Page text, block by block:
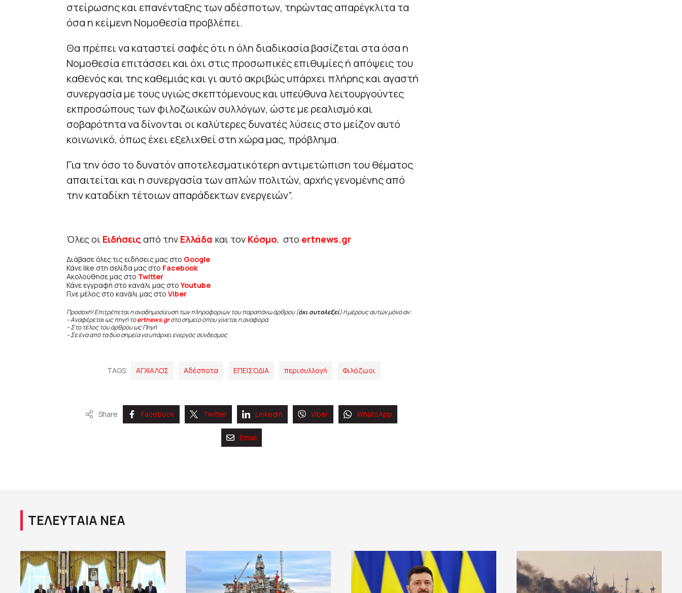
στείρωσης και επανένταξης των αδέσποτων, τηρώντας απαρέγκλιτα τα
όσα η κείμενη Νομοθεσία προβλέπει.
Θα πρέπει να καταστεί σαφές ότι η όλη διαδικασία βασίζεται στα όσα η
Νομοθεσία επιτάσσει και όχι στις προσωπικές επιθυμίες ή απόψεις του
καθενός και της καθεμιάς και γι αυτό ακριβώς υπάρχει πλήρης και αγαστή
συνεργασία με τους υγιώς σκεπτόμενους και υπεύθυνα λειτουργούντες
εκπροσώπους των φιλοζωικών συλλόγων, ώστε με ρεαλισμό και
σοβαρότητα να δίνονται οι καλύτερες δυνατές λύσεις στο μείζον αυτό
κοινωνικό, όπως έχει εξελιχθεί στη χώρα μας, πρόβλημα.
Για την όσο το δυνατόν αποτελεσματικότερη αντιμετώπιση του θέματος
απαιτείται και η συνεργασία των απλών πολιτών, αρχής γενομένης από
την καταδίκη τέτοιων απαράδεκτων ενεργειών”.
Όλες οι Ειδήσεις από την Ελλάδα και τον Κόσμο, στο ertnews.gr
Διάβασε όλες τις ειδήσεις μας στο Google
Κάνε like στη σελίδα μας στο Facebook
Ακολούθησε μας στο Twitter
Κάνε εγγραφή στο κανάλι μας στοYoutube
Γίνε μέλος στο κανάλι μας στο Viber
Προσοχή! Επιτρέπεται η αναδημοσίευση των πληροφοριών του παραπάνω άρθρου (όχι αυτολεξεί) ή μέρους αυτών μόνο αν:
– Αναφέρεται ως πηγή τοertnews.gr στο σημείο όπου γίνεται η αναφορά.
– Στο τέλος του άρθρου ως Πηγή
– Σε ένα από τα δύο σημεία να υπάρχει ενεργός σύνδεσμος
TAGS ΑΓΧΙΑΛΟΣ Αδέσποτα ΕΠΕΙΣΌΔΙΑ περισυλλογή Φιλόζωοι
Share Facebook Twitter Linkedin Viber WhatsApp
Email
ΤΕΛΕΥΤΑΙΑ ΝΕΑ